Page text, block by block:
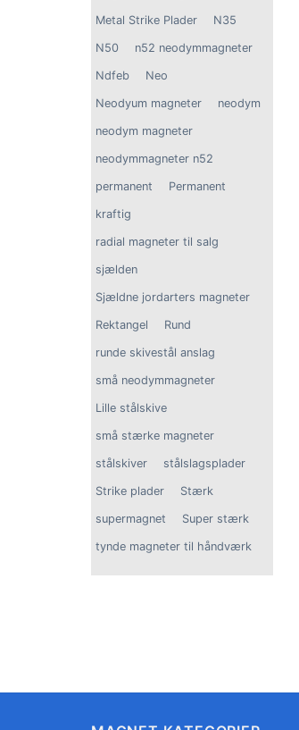
Metal Strike Plader N35
N50 n52 neodymmagneter
Ndfeb Neo
Neodyum magneter neodym
neodym magneter
neodymmagneter n52
permanent Permanent
kraftig
radial magneter til salg
sjælden
Sjældne jordarters magneter
Rektangel Rund
runde skivestål anslag
små neodymmagneter
Lille stålskive
små stærke magneter
stålskiver stålslagsplader
Strike plader Stærk
supermagnet Super stærk
tynde magneter til håndværk